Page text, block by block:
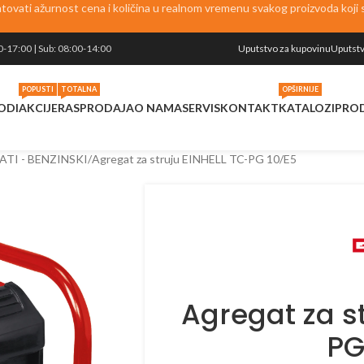
ažurnost cena i količina u realnom vremenu svakog proizvoda koji
17:00 | Sub: 08:00-14:00 Uputstvo za kupovinu
AKCIJE
POPUSTI
RASPRODAJA
TOTALNA
O NAMASERVISKONTAKTKATALOZI
OPŠIRNIJE
- BENZINSKI Agregat za struju EINHELL TC-PG 10/E5
Agregat za